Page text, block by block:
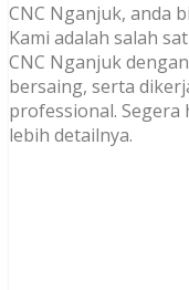
CNC Nganjuk, anda
Kami adalah salah
CNC Nganjuk
bersaing, serta
professional. Segera
lebih detailnya.